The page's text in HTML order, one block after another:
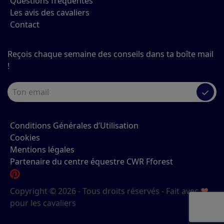
Les avis des cavaliers
Contact
Reçois chaque semaine des conseils dans ta boîte mail
!
✓
Conditions Générales d’Utilisation
Cookies
Mentions légales
Partenaire du centre équestre CWR Fforest
Copyright © 2026 - Tous droits réservés - Fait avec♥
pour les cavaliers